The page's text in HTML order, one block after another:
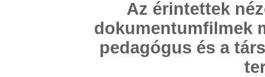
Az érintettek
dokumentumfilmek
pedagógus és a